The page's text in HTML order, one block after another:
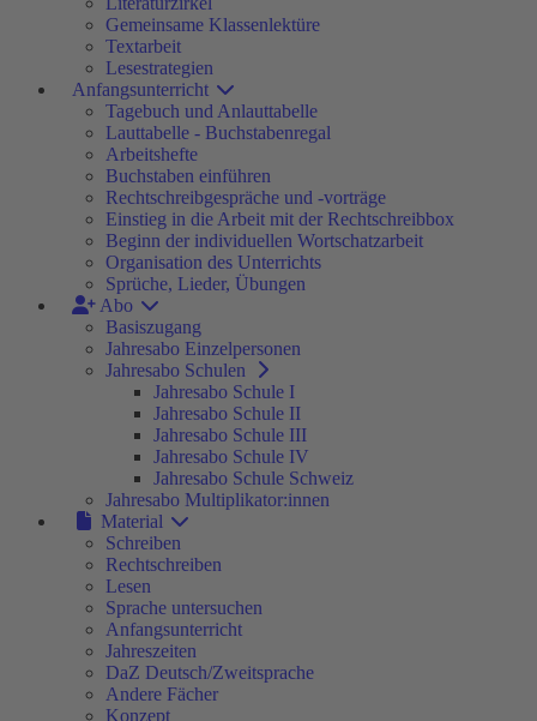
Gemeinsame Klassenlektüre
Textarbeit
Lesestrategien
Anfangsunterricht
Tagebuch und Anlauttabelle
Lauttabelle - Buchstabenregal
Arbeitshefte
Buchstaben einführen
Rechtschreibgespräche und -vorträge
Einstieg in die Arbeit mit der Rechtschreibbox
Beginn der individuellen Wortschatzarbeit
Organisation des Unterrichts
Sprüche, Lieder, Übungen
Abo
Basiszugang
Jahresabo Einzelpersonen
Jahresabo Schulen
Jahresabo Schule I
Jahresabo Schule II
Jahresabo Schule III
Jahresabo Schule IV
Jahresabo Schule Schweiz
Jahresabo Multiplikator:innen
Material
Schreiben
Rechtschreiben
Lesen
Sprache untersuchen
Anfangsunterricht
Jahreszeiten
DaZ Deutsch/Zweitsprache
Andere Fächer
Konzept